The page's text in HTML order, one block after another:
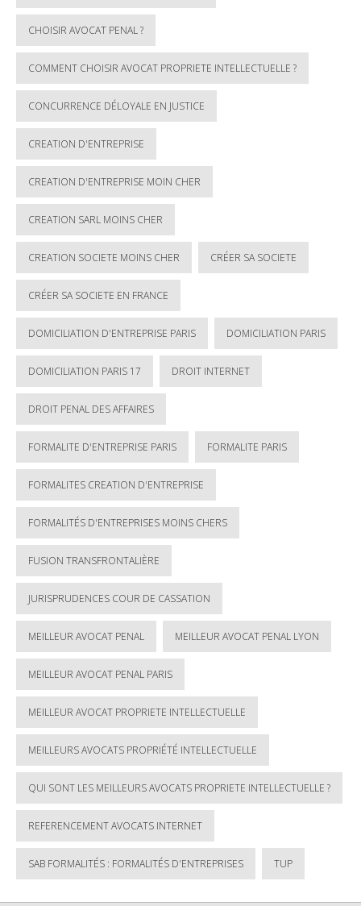
CHOISIR AVOCAT PENAL ?
COMMENT CHOISIR AVOCAT PROPRIETE INTELLECTUELLE ?
CONCURRENCE DÉLOYALE EN JUSTICE
CREATION D'ENTREPRISE
CREATION D'ENTREPRISE MOIN CHER
CREATION SARL MOINS CHER
CREATION SOCIETE MOINS CHER CRÉER SA SOCIETE
CRÉER SA SOCIETE EN FRANCE
DOMICILIATION D'ENTREPRISE PARIS DOMICILIATION PARIS
DOMICILIATION PARIS 17 DROIT INTERNET
DROIT PENAL DES AFFAIRES
FORMALITE D'ENTREPRISE PARIS FORMALITE PARIS
FORMALITES CREATION D'ENTREPRISE
FORMALITÉS D'ENTREPRISES MOINS CHERS
FUSION TRANSFRONTALIÈRE
JURISPRUDENCES COUR DE CASSATION
MEILLEUR AVOCAT PENAL MEILLEUR AVOCAT PENAL LYON
MEILLEUR AVOCAT PENAL PARIS
MEILLEUR AVOCAT PROPRIETE INTELLECTUELLE
MEILLEURS AVOCATS PROPRIÉTÉ INTELLECTUELLE
QUI SONT LES MEILLEURS AVOCATS PROPRIETE INTELLECTUELLE ?
REFERENCEMENT AVOCATS INTERNET
SAB FORMALITÉS : FORMALITÉS D'ENTREPRISES TUP